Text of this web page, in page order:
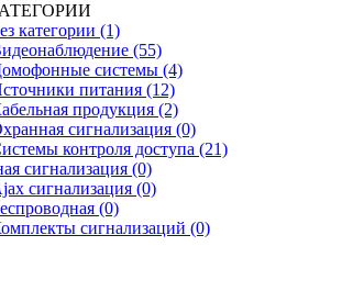
категории (1)
(55)
системы (4)
питания (12)
продукция (2)
сигнализация (0)
контроля доступа (21)
сигнализация (0)
сигнализация (0)
(0)
сигнализаций (0)